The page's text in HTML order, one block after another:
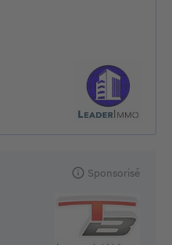
Sponsorisé